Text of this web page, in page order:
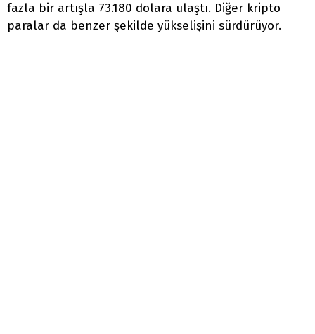
fazla bir artışla 73.180 dolara ulaştı. Diğer kripto
paralar da benzer şekilde yükselişini sürdürüyor.